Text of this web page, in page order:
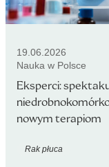
19.06.2026
Nauka w Polsce
Eksperci:
nowym terapiom
Rak płuca